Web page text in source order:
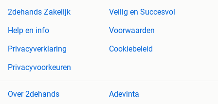
2dehands Zakelijk
Veilig en Succesvol
Help en info
Voorwaarden
Privacyverklaring
Cookiebeleid
Privacyvoorkeuren
Over 2dehands
Adevinta